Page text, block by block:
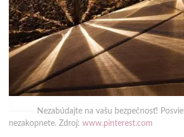
Nezabúdajte na vašu bezpečnosť!
nezakopnete. Zdroj: www.pinterest.com